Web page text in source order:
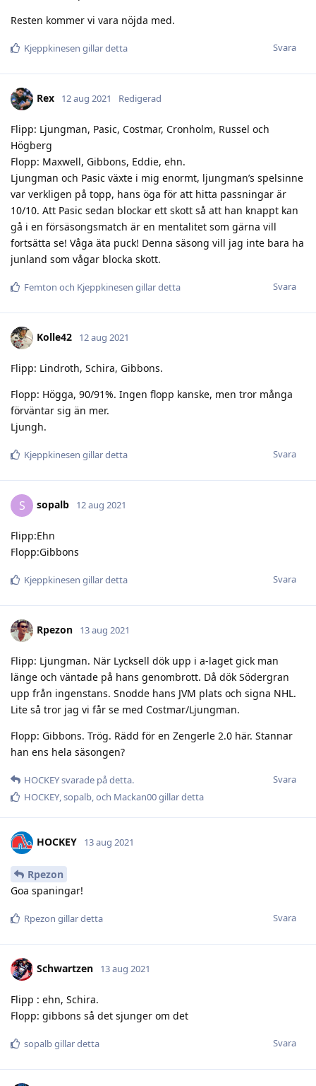
Resten kommer vi vara nöjda med.
Svara
Kjeppkinesen gillar detta
Rex 12 aug 2021 Redigerad
Flipp: Ljungman, Pasic, Costmar, Cronholm, Russel och
Högberg
Flopp: Maxwell, Gibbons, Eddie, ehn.
Ljungman och Pasic växte i mig enormt, ljungman’s spelsinne
var verkligen på topp, hans öga för att hitta passningar är
10/10. Att Pasic sedan blockar ett skott så att han knappt kan
gå i en försäsongsmatch är en mentalitet som gärna vill
fortsätta se! Våga äta puck! Denna säsong vill jag inte bara ha
junland som vågar blocka skott.
Svara
Femton och Kjeppkinesen gillar detta
Kolle42 12 aug 2021
Flipp: Lindroth, Schira, Gibbons.
Flopp: Högga, 90/91%. Ingen flopp kanske, men tror många
förväntar sig än mer.
Ljungh.
Svara
Kjeppkinesen gillar detta
S sopalb 12 aug 2021
Flipp:Ehn
Flopp:Gibbons
Svara
Kjeppkinesen gillar detta
Rpezon 13 aug 2021
Flipp: Ljungman. När Lycksell dök upp i a-laget gick man
länge och väntade på hans genombrott. Då dök Södergran
upp från ingenstans. Snodde hans JVM plats och signa NHL.
Lite så tror jag vi får se med Costmar/Ljungman.
Flopp: Gibbons. Trög. Rädd för en Zengerle 2.0 här. Stannar
han ens hela säsongen?
Svara
HOCKEYsvarade på detta.
HOCKEY,sopalb, och Mackan00gillar detta
HOCKEY 13 aug 2021
Rpezon
Goa spaningar!
Svara
Rpezon gillar detta
Schwartzen 13 aug 2021
Flipp : ehn, Schira.
Flopp: gibbons så det sjunger om det
Svara
sopalbgillar detta